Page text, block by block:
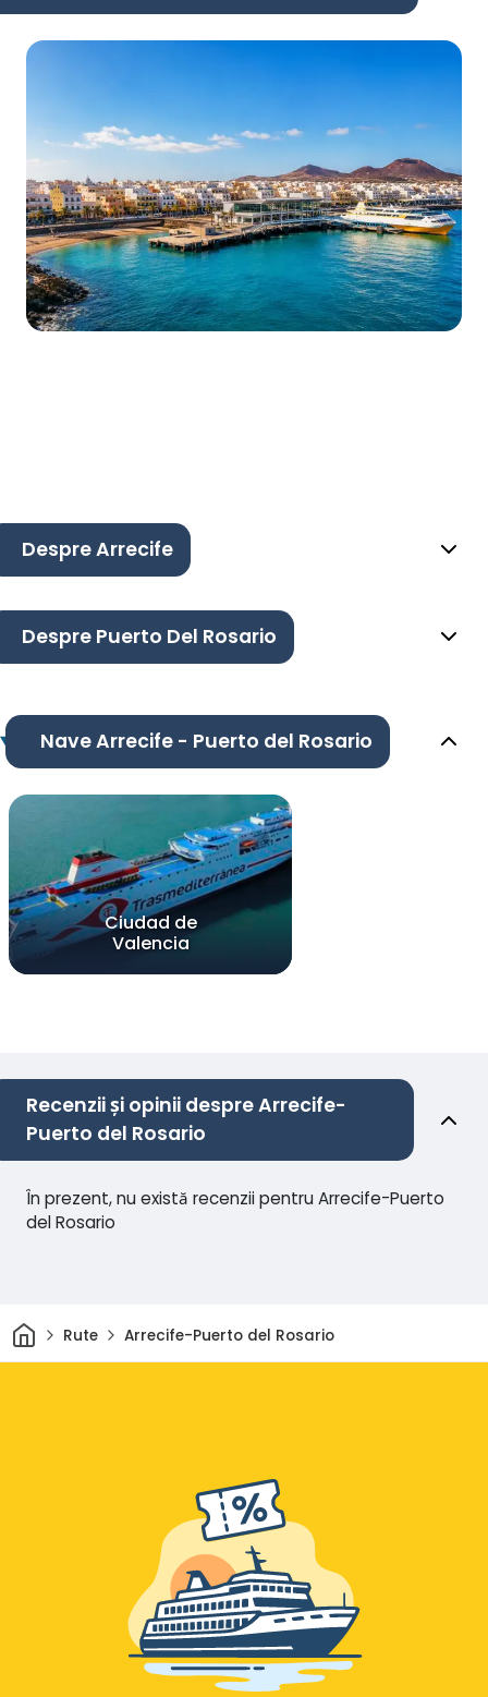
Despre Arrecife
Despre Puerto Del Rosario
Nave Arrecife - Puerto del Rosario
Ciudad de
Valencia
Recenzii și opinii despre Arrecife-
Puerto del Rosario
În prezent, nu există recenzii pentru Arrecife-Puerto
del Rosario
AcasăRute Arrecife-Puerto del Rosario